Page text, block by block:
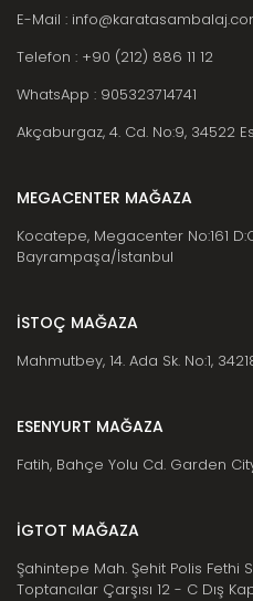
E-Mail :
Telefon : +90 (212) 886 11 12
WhatsApp : 905323714741
Akçaburgaz, 4. Cd. No:9, 34522
MEGACENTER MAĞAZA
Kocatepe, Megacenter No:161
Bayrampaşa/İstanbul
İSTOÇ MAĞAZA
Mahmutbey, 14. Ada Sk. No:1,
ESENYURT MAĞAZA
Fatih, Bahçe Yolu Cd. Garden
İGTOT MAĞAZA
Şahintepe Mah. Şehit Polis Fethi
Toptancılar Çarşısı 12 - C Dış